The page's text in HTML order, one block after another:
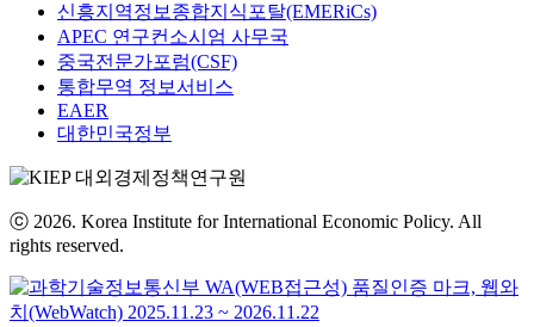
신흥지역정보종합지식포탈(EMERiCs)
APEC 연구컨소시엄 사무국
중국전문가포럼(CSF)
통합무역 정보서비스
EAER
대한민국정부
ⓒ 2026. Korea Institute for International Economic Policy. All
rights reserved.